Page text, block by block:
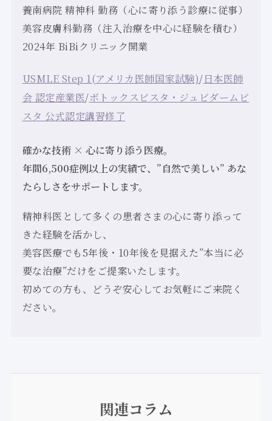
養南病院 精神科 勤務（心に寄り添う診療に従事）
美容皮膚科勤務（注入治療を中心に経験を積む）
2024年 BiBiクリニック開業
USMLE Step 1(アメリカ医師国家試験)/日本医師
会 認定産業医/ボトックスビスタ・ジュビダームビ
スタ 公式認定講習修了
確かな技術 × 心に寄り添う医療。
年間6,500症例以上の実績で、”自然で美しい” あな
たらしさをサポートします。
精神科医として多くの患者さまの心に寄り添って
きた経験を活かし、
美容医療でも5年後・10年後を見据えた”本当に必
要な治療”だけをご提案いたします。
初めての方も、どうぞ安心してお気軽にご来院く
ださい。
関連コラム